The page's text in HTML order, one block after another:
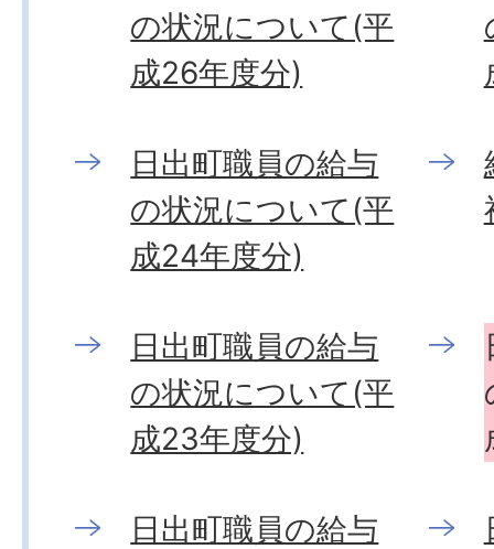
の状況について(平
成26年度分)
日出町職員の給与
の状況について(平
成24年度分)
日出町職員の給与
の状況について(平
成23年度分)
日出町職員の給与